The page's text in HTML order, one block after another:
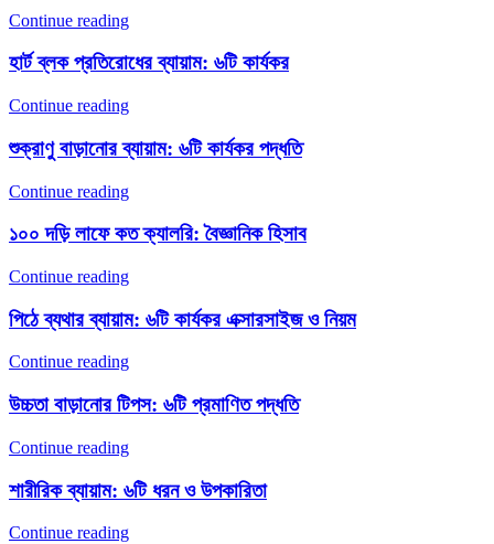
Continue reading
হার্ট ব্লক প্রতিরোধের ব্যায়াম: ৬টি কার্যকর
Continue reading
শুক্রাণু বাড়ানোর ব্যায়াম: ৬টি কার্যকর পদ্ধতি
Continue reading
১০০ দড়ি লাফে কত ক্যালরি: বৈজ্ঞানিক হিসাব
Continue reading
পিঠে ব্যথার ব্যায়াম: ৬টি কার্যকর এক্সারসাইজ ও নিয়ম
Continue reading
উচ্চতা বাড়ানোর টিপস: ৬টি প্রমাণিত পদ্ধতি
Continue reading
শারীরিক ব্যায়াম: ৬টি ধরন ও উপকারিতা
Continue reading